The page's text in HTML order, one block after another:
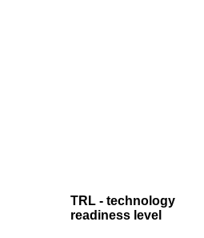
TRL - technology
readiness level